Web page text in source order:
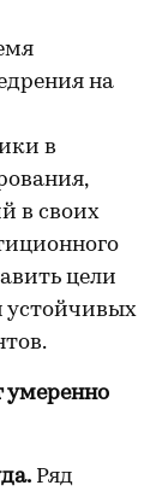
на
в
в своих
цели
устойчивых
умеренно
Ряд